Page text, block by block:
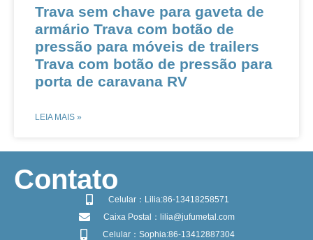
Trava sem chave para gaveta de
armário Trava com botão de
pressão para móveis de trailers
Trava com botão de pressão para
porta de caravana RV
LEIA MAIS »
​Contato
Celular：Lilia:86-13418258571
Caixa Postal：lilia@jufumetal.com
Celular：Sophia:86-13412887304